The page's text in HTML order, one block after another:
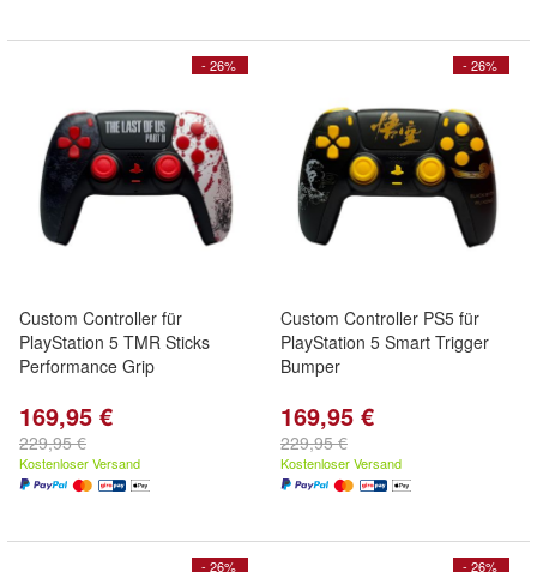
- 26%
Custom Controller für
PlayStation 5 TMR Sticks
Performance Grip
169,95 €
229,95 €
Kostenloser Versand
- 26%
Custom Controller PS5 für
PlayStation 5 Smart Trigger
Bumper
169,95 €
229,95 €
Kostenloser Versand
- 26% - 26%